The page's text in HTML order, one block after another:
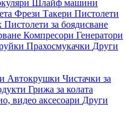
Шлайф машини
Фрези Такери Пистолети
Пистолети за боядисване
Компресори Генератори
Прахосмукачки Други
Автокрушки Чистачки за
Грижа за колата
видео аксесоари Други